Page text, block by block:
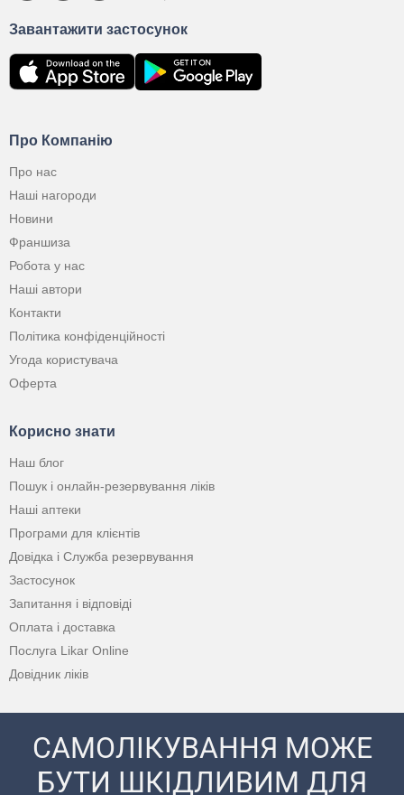
Про Компанію
Про нас
Наші нагороди
Новини
Франшиза
Робота у нас
Наші автори
Контакти
Політика конфіденційності
Угода користувача
Оферта
Корисно знати
Наш блог
Пошук і онлайн-резервування ліків
Наші аптеки
Програми для клієнтів
Довідка і Служба резервування
Застосунок
Запитання і відповіді
Оплата і доставка
Послуга Likar Online
Довідник ліків
Завантажити застосунок
САМОЛІКУВАННЯ МОЖЕ
БУТИ ШКІДЛИВИМ ДЛЯ